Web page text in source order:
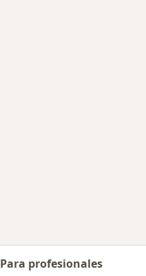
Para profesionales